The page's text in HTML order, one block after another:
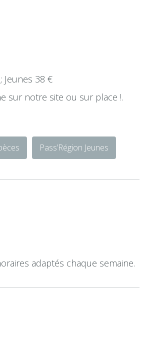
38 €
sur notre site ou sur place !.
Pass’Région Jeunes
adaptés chaque semaine.